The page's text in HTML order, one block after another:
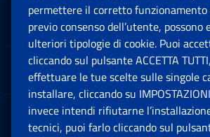
Software
Note Legali
App mobile
permettere il corretto funzionamento
previo consenso dell’utente,
ulteriori tipologie di cookie. Puoi
cliccando sul pulsante ACCETTA
effettuare le tue scelte sulle singole
installare, cliccando su
invece intendi rifiutarne
tecnici, puoi farlo cliccando sul